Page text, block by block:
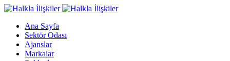
Ana Sayfa
Sektör Odası
Ajanslar
Markalar